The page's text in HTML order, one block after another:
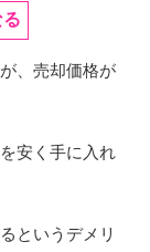
、売却価格が
安く手に入れ
というデメリ